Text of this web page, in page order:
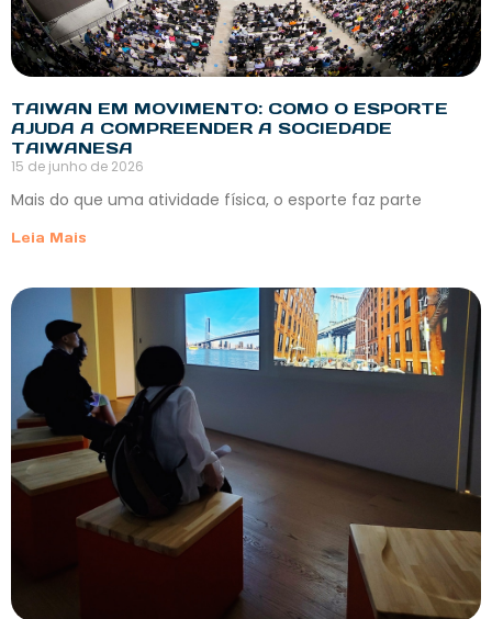
TAIWAN EM MOVIMENTO: COMO O ESPORTE
AJUDA A COMPREENDER A SOCIEDADE
TAIWANESA
15 de junho de 2026
Mais do que uma atividade física, o esporte faz parte
Leia Mais